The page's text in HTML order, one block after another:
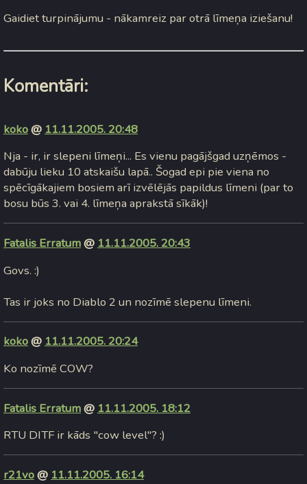
Gaidiet turpinājumu - nākamreiz par otrā līmeņa iziešanu!
Komentāri:
koko@ 11.11.2005. 20:48
Nja - ir, ir slepeni līmeņi... Es vienu pagājšgad uzņēmos -
dabūju lieku 10 atskaišu lapā.. Šogad epi pie viena no
spēcīgākajiem bosiem arī izvēlējās papildus līmeni (par to
bosu būs 3. vai 4. līmeņa aprakstā sīkāk)!
Fatalis Erratum@ 11.11.2005. 20:43
Govs. :)
Tas ir joks no Diablo 2 un nozīmē slepenu līmeni.
koko@ 11.11.2005. 20:24
Ko nozīmē COW?
Fatalis Erratum@ 11.11.2005. 18:12
RTU DITF ir kāds "cow level"? :)
r21vo@ 11.11.2005. 16:14